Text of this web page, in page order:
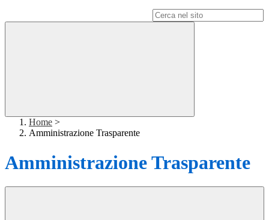
Home >
Amministrazione Trasparente
Amministrazione Trasparente